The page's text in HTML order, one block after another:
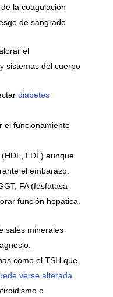
la coagulación
de sangrado
el
sistemas del cuerpo
diabetes
el funcionamiento
LDL) aunque
el embarazo.
FA (fosfatasa
función hepática.
sales minerales
como el TSH que
verse alterada
o